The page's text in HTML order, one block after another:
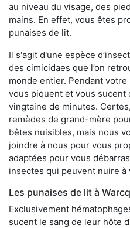
au niveau du visage, des
mains. En effet, vous êtes
punaises de lit.
Il s'agit d'une espèce
des cimicidaes que l’on
monde entier. Pendant
vous piquent et vous sucent
vingtaine de minutes.
remèdes de grand-mère
bêtes nuisibles, mais nous
joindre à nous pour vous
adaptées pour vous
insectes qui peuvent nuire
Les punaises de lit à
Exclusivement
sucent le sang de leur hôte